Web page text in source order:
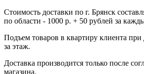
Стоимость доставки по г. Брянск
по области - 1000 р. + 50 рублей за
Подъем товаров в квартиру клиента при
за этаж.
Доставка производится только после
магазина.